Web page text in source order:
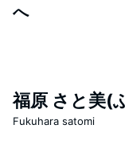
へ
福原 さと美(
Fukuhara satomi